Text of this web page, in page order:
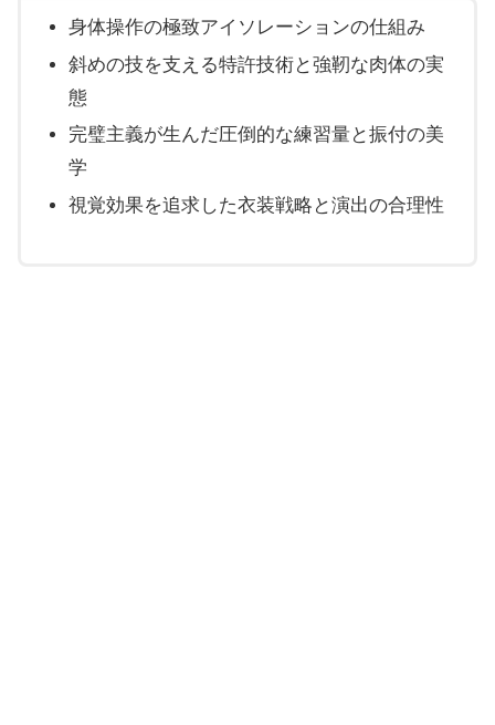
身体操作の極致アイソレーションの仕組み
斜めの技を支える特許技術と強靭な肉体の実
態
完璧主義が生んだ圧倒的な練習量と振付の美
学
視覚効果を追求した衣装戦略と演出の合理性